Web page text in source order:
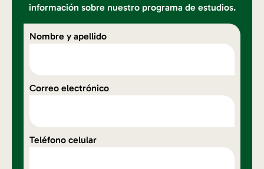
información sobre nuestro programa de estudios.
Nombre y apellido
Correo electrónico
Teléfono celular